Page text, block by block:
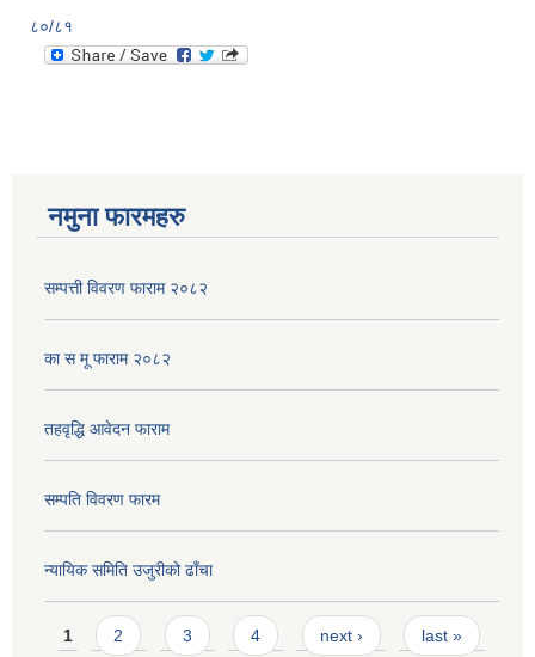
८०/८१
नमुना फारमहरु
सम्पत्ती विवरण फाराम २०८२
का स मू फाराम २०८२
तहवृद्धि आवेदन फाराम
सम्पति विवरण फारम
न्यायिक समिति उजुरीको ढाँचा
Pages
1 2 3 4 next › last »